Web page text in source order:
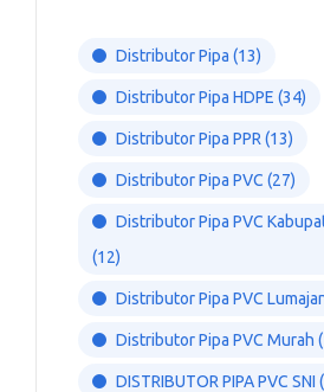
Distributor Pipa (13)
Distributor Pipa HDPE (34)
Distributor Pipa PPR (13)
Distributor Pipa PVC (27)
Distributor Pipa PVC
(12)
Distributor Pipa PVC
Distributor Pipa PVC Murah
DISTRIBUTOR PIPA PVC SNI